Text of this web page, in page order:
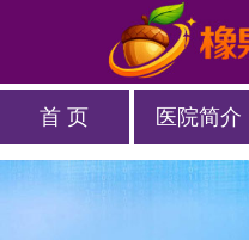
首 页 医院简介